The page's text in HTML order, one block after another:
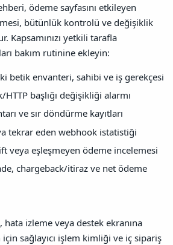
ödeme sayfasını etkileyen
bütünlük kontrolü ve değişiklik
Kapsamınızı yetkili tarafla
bakım rutinine ekleyin:
betik envanteri, sahibi ve iş gerekçesi
başlığı değişikliği alarmı
ve sır döndürme kayıtları
tekrar eden webhook istatistiği
veya eşleşmeyen ödeme incelemesi
chargeback/itiraz ve net ödeme
izleme veya destek ekranına
için sağlayıcı işlem kimliği ve iç sipariş